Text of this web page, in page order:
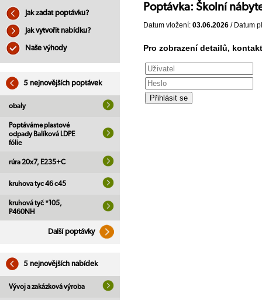
Jak zadat poptávku?
Jak vytvořit nabídku?
Naše výhody
5 nejnovějších poptávek
obaly
Poptáváme plastové
odpady Balíková LDPE
fólie
rúra 20x7, E235+C
kruhova tyc 46 c45
kruhová tyč *105,
P460NH
Další poptávky
5 nejnovějších nabídek
Vývoj a zakázková výroba
Poptávka: Školní
Datum vložení: 03.06.2026 / Datum
Pro zobrazení detailů,